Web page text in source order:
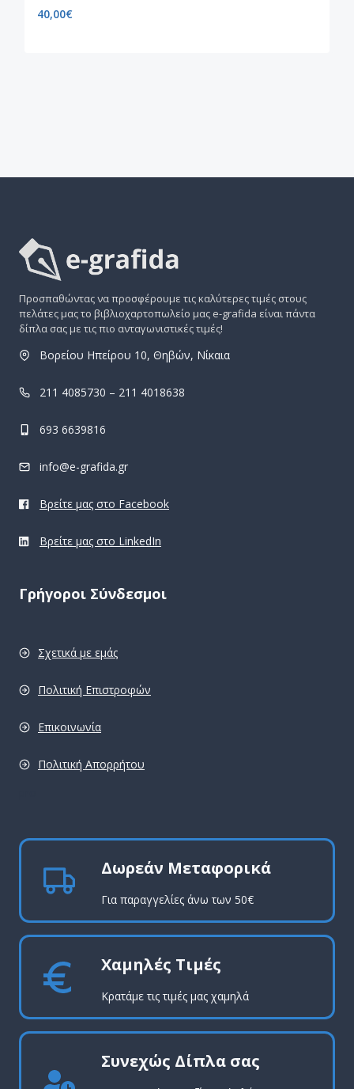
40,00€
Προσπαθώντας να προσφέρουμε τις καλύτερες τιμές στους
πελάτες μας το βιβλιοχαρτοπωλείο μας e-grafida είναι πάντα
δίπλα σας με τις πιο ανταγωνιστικές τιμές!
Βορείου Ηπείρου 10, Θηβών, Νίκαια
211 4085730 – 211 4018638
693 6639816
info@e-grafida.gr
Βρείτε μας στο Facebook
Βρείτε μας στο LinkedIn
Γρήγοροι Σύνδεσμοι
Σχετικά με εμάς
Πολιτική Επιστροφών
Επικοινωνία
Πολιτική Απορρήτου
Δωρεάν Μεταφορικά
Για παραγγελίες άνω των 50€
Χαμηλές Τιμές
Κρατάμε τις τιμές μας χαμηλά
Συνεχώς Δίπλα σας